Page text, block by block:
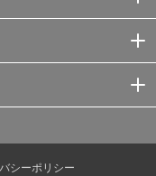
シーポリシー